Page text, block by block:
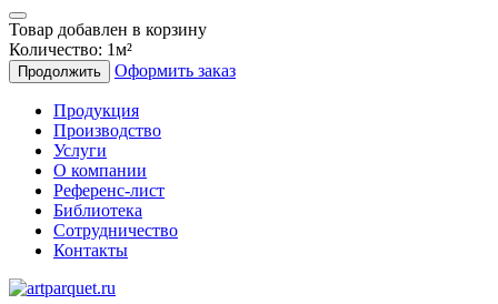
Товар добавлен в корзину
Количество: 1м²
Продолжить Оформить заказ
Продукция
Производство
Услуги
О компании
Референс-лист
Библиотека
Сотрудничество
Контакты